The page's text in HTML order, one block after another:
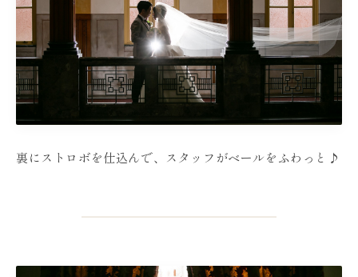
裏にストロボを仕込んで、スタッフがベールをふわっと♪